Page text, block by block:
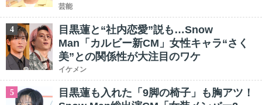
芸能
4
目黒蓮と“社内恋愛”説も…Snow
Man「カルビー新CM」女性キャラ“さく
美”との関係性が大注目のワケ
イケメン
5
目黒蓮も入れた「9脚の椅子」も胸アツ！